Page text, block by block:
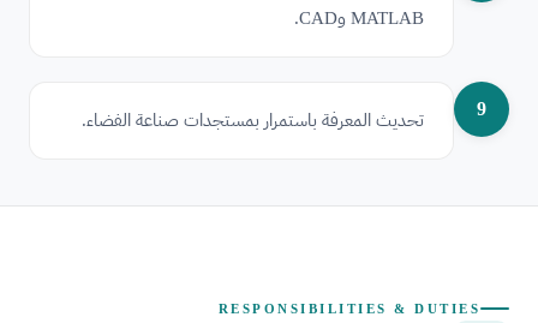
MATLAB وCAD.
9 تحديث المعرفة باستمرار بمستجدات صناعة الفضاء.
RESPONSIBILITIES & DUTIES